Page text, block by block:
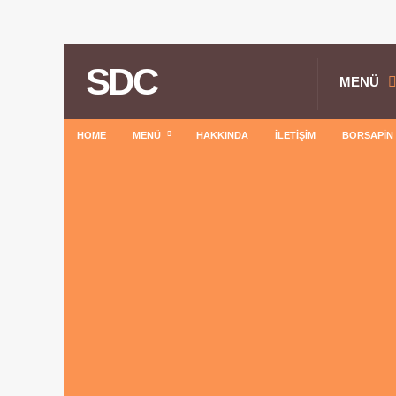
SDC MENÜ
HOME MENÜ HAKKINDA İLETIŞIM BORSAPIN